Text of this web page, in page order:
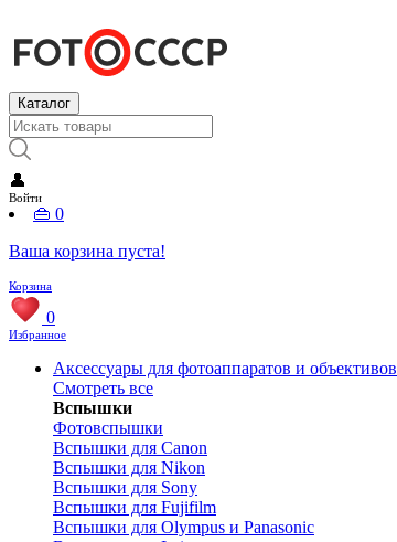
Каталог
👤
Войти
👜 0
Ваша корзина пуста!
Корзина
0
Избранное
Аксессуары для фотоаппаратов и объективов
Смотреть все
Вспышки
Фотовспышки
Вспышки для Canon
Вспышки для Nikon
Вспышки для Sony
Вспышки для Fujifilm
Вспышки для Olympus и Panasonic